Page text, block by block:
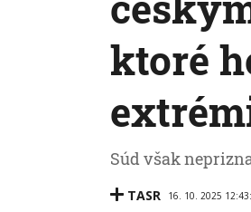
ktoré
Súd však
TASR 16. 10. 2025